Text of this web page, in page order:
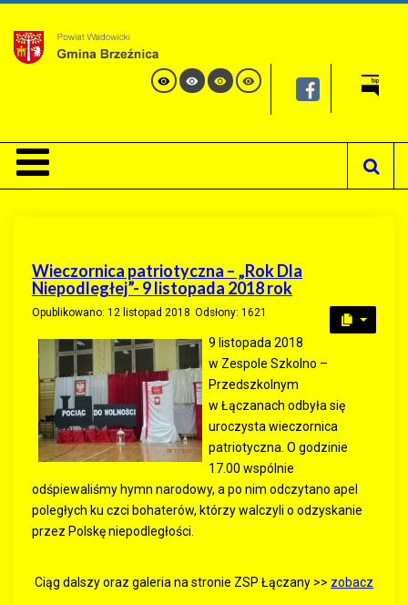
Wieczornica patriotyczna – „Rok Dla
Niepodległej”- 9 listopada 2018 rok
Opublikowano: 12 listopad 2018 Odsłony: 1621
9 listopada 2018
w Zespole Szkolno –
Przedszkolnym
w Łączanach odbyła się
uroczysta wieczornica
patriotyczna. O godzinie
17.00 wspólnie
odśpiewaliśmy hymn narodowy, a po nim odczytano apel
poległych ku czci bohaterów, którzy walczyli o odzyskanie
przez Polskę niepodległości.
Ciąg dalszy oraz galeria na stronie ZSP Łączany >> zobacz